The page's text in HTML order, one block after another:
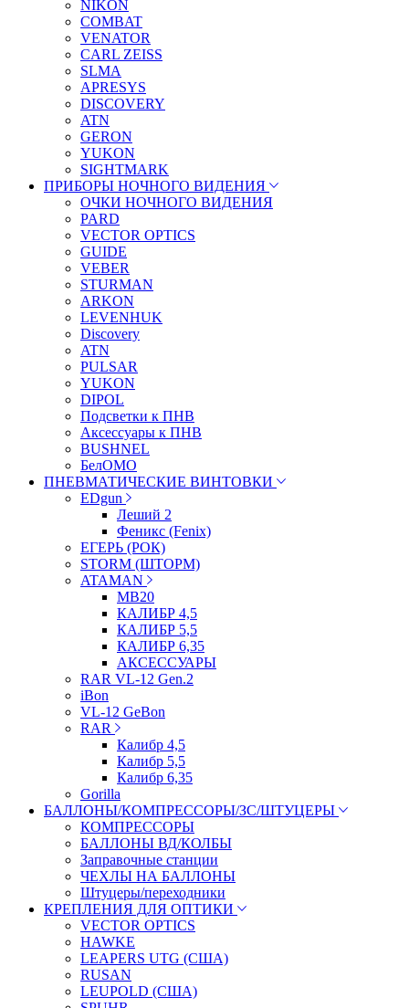
NIKON
COMBAT
VENATOR
CARL ZEISS
SLMA
APRESYS
DISCOVERY
ATN
GERON
YUKON
SIGHTMARK
ПРИБОРЫ НОЧНОГО ВИДЕНИЯ
ОЧКИ НОЧНОГО ВИДЕНИЯ
PARD
VECTOR OPTICS
GUIDE
VEBER
STURMAN
ARKON
LEVENHUK
Discovery
ATN
PULSAR
YUKON
DIPOL
Подсветки к ПНВ
Аксессуары к ПНВ
BUSHNEL
БелОМО
ПНЕВМАТИЧЕСКИЕ ВИНТОВКИ
EDgun
Леший 2
Феникс (Fenix)
ЕГЕРЬ (РОК)
STORM (ШТОРМ)
ATAMAN
МВ20
КАЛИБР 4,5
КАЛИБР 5,5
КАЛИБР 6,35
АКСЕССУАРЫ
RAR VL-12 Gen.2
iBon
VL-12 GeBon
RAR
Калибр 4,5
Калибр 5,5
Калибр 6,35
Gorilla
БАЛЛОНЫ/КОМПРЕССОРЫ/ЗС/ШТУЦЕРЫ
КОМПРЕССОРЫ
БАЛЛОНЫ ВД/КОЛБЫ
Заправочные станции
ЧЕХЛЫ НА БАЛЛОНЫ
Штуцеры/переходники
КРЕПЛЕНИЯ ДЛЯ ОПТИКИ
VECTOR OPTICS
HAWKE
LEAPERS UTG (США)
RUSAN
LEUPOLD (США)